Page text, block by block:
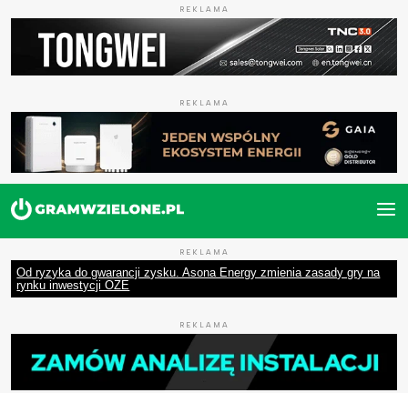
REKLAMA
REKLAMA
REKLAMA
Od ryzyka do gwarancji zysku. Asona Energy zmienia zasady gry na
rynku inwestycji OZE
REKLAMA